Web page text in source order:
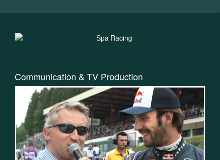
Communication & TV Production